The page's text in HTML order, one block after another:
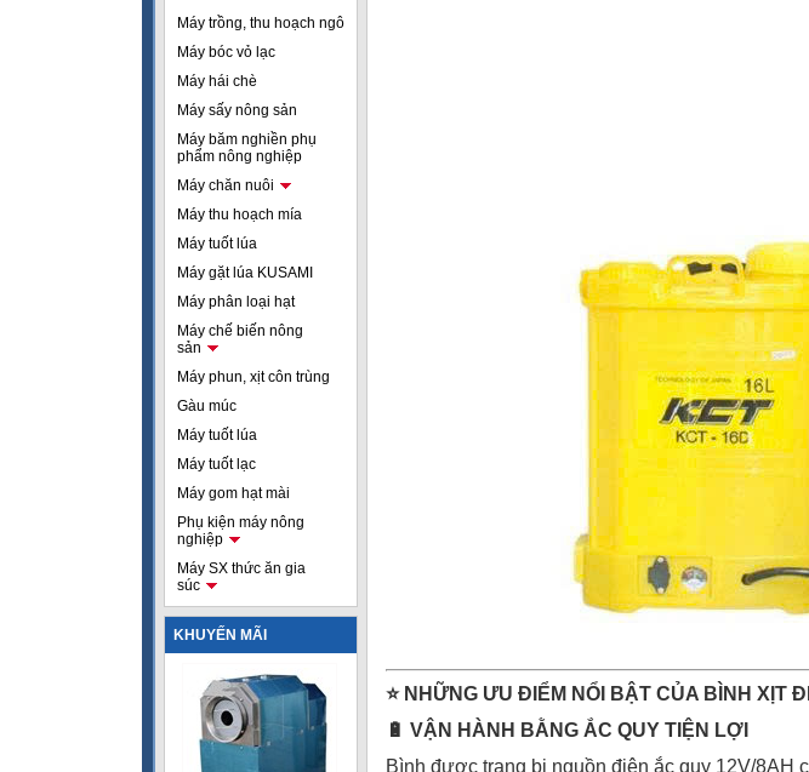
Máy trồng, thu hoạch ngô
Máy bóc vỏ lạc
Máy hái chè
Máy sấy nông sản
Máy băm nghiền phụ
phẩm nông nghiệp
Máy chăn nuôi
Máy thu hoạch mía
Máy tuốt lúa
Máy gặt lúa KUSAMI
Máy phân loại hạt
Máy chế biến nông
sản
Máy phun, xịt côn trùng
Gàu múc
Máy tuốt lúa
Máy tuốt lạc
Máy gom hạt mài
Phụ kiện máy nông
nghiệp
Máy SX thức ăn gia
súc
KHUYẾN MÃI
⭐ NHỮNG ƯU ĐIỂM NỔI BẬT CỦA BÌNH XỊT
🔋 VẬN HÀNH BẰNG ẮC QUY TIỆN LỢI
Bình được trang bị nguồn điện ắc quy 12V/8AH